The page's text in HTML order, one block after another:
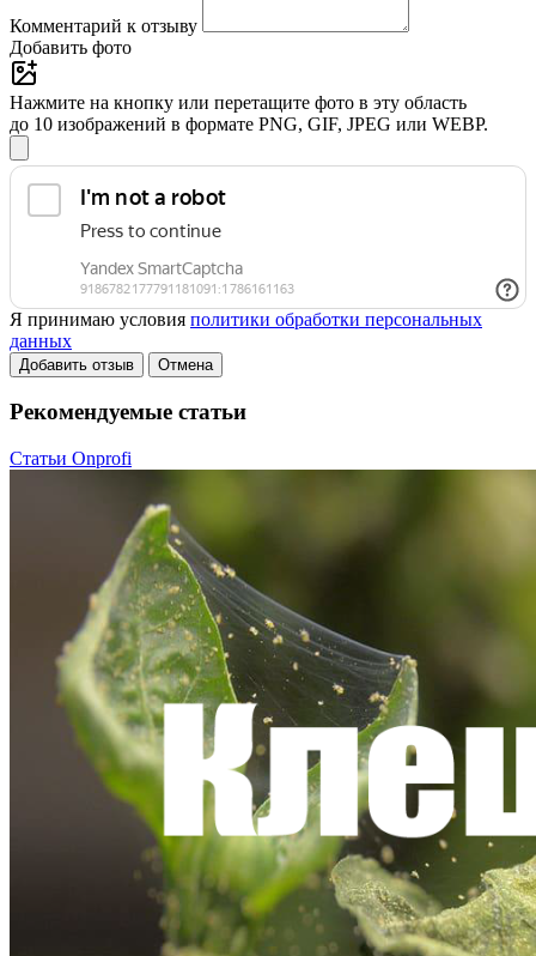
Комментарий к отзыву
Добавить фото
Нажмите на кнопку или перетащите фото в эту область
до 10 изображений в формате PNG, GIF, JPEG или WEBP.
Я принимаю условия политики обработки персональных
данных
Добавить отзыв Отмена
Рекомендуемые статьи
Статьи Onprofi